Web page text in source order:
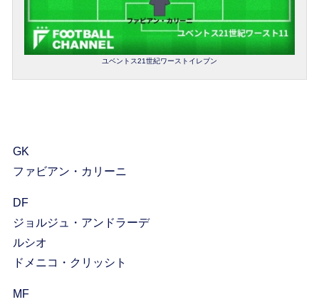
ユベントス21世紀ワーストイレブン
GK
ファビアン・カリーニ
DF
ジョルジュ・アンドラーデ
ルシオ
ドメニコ・クリッシト
MF